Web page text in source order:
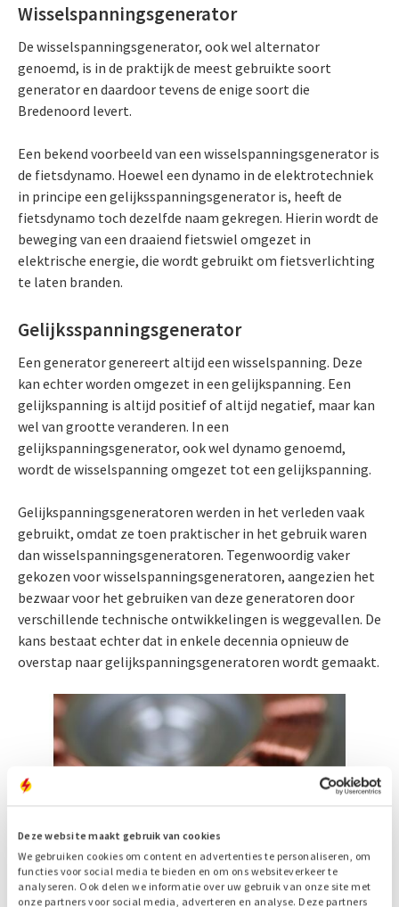
Deze website maakt gebruik van cookies
We gebruiken cookies om content en advertenties te personaliseren, om
functies voor social media te bieden en om ons websiteverkeer te
analyseren. Ook delen we informatie over uw gebruik van onze site met
onze partners voor social media, adverteren en analyse. Deze partners
Wisselspanningsgenerator
De wisselspanningsgenerator, ook wel alternator
genoemd, is in de praktijk de meest gebruikte soort
generator en daardoor tevens de enige soort die
Bredenoord levert.
Een bekend voorbeeld van een wisselspanningsgenerator is
de fietsdynamo. Hoewel een dynamo in de elektrotechniek
in principe een gelijksspanningsgenerator is, heeft de
fietsdynamo toch dezelfde naam gekregen. Hierin wordt de
beweging van een draaiend fietswiel omgezet in
elektrische energie, die wordt gebruikt om fietsverlichting
te laten branden.
Gelijksspanningsgenerator
Een generator genereert altijd een wisselspanning. Deze
kan echter worden omgezet in een gelijkspanning. Een
gelijkspanning is altijd positief of altijd negatief, maar kan
wel van grootte veranderen. In een
gelijkspanningsgenerator, ook wel dynamo genoemd,
wordt de wisselspanning omgezet tot een gelijkspanning.
Gelijkspanningsgeneratoren werden in het verleden vaak
gebruikt, omdat ze toen praktischer in het gebruik waren
dan wisselspanningsgeneratoren. Tegenwoordig vaker
gekozen voor wisselspanningsgeneratoren, aangezien het
bezwaar voor het gebruiken van deze generatoren door
verschillende technische ontwikkelingen is weggevallen. De
kans bestaat echter dat in enkele decennia opnieuw de
overstap naar gelijkspanningsgeneratoren wordt gemaakt.